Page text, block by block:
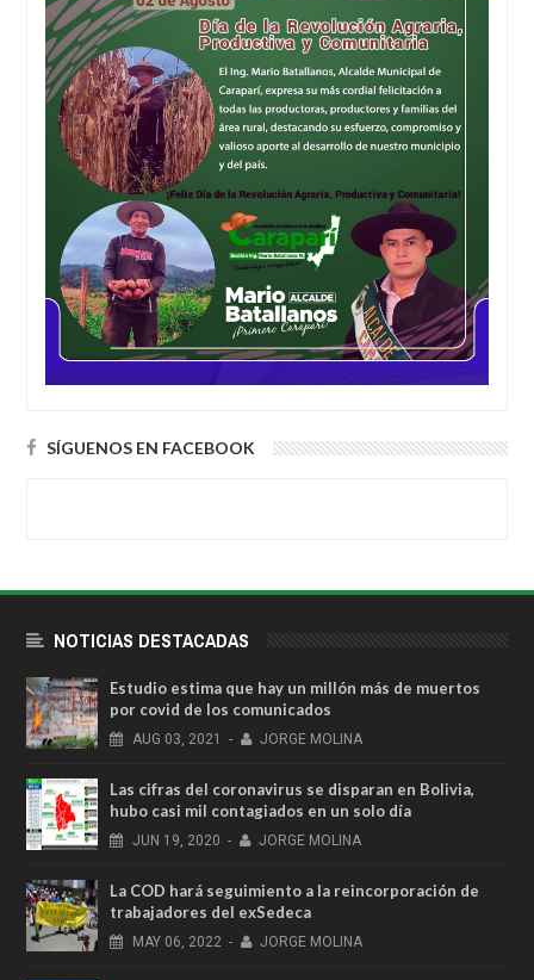
SÍGUENOS EN FACEBOOK
NOTICIAS DESTACADAS
Estudio estima que hay un millón más de muertos
por covid de los comunicados
AUG 03, 2021 - JORGE MOLINA
Las cifras del coronavirus se disparan en Bolivia,
hubo casi mil contagiados en un solo día
JUN 19, 2020 - JORGE MOLINA
La COD hará seguimiento a la reincorporación de
trabajadores del exSedeca
MAY 06, 2022 - JORGE MOLINA